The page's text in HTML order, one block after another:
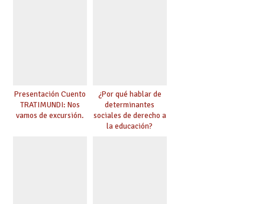
Presentación Cuento
TRATIMUNDI: Nos
vamos de excursión.
¿Por qué hablar de
determinantes
sociales de derecho a
la educación?